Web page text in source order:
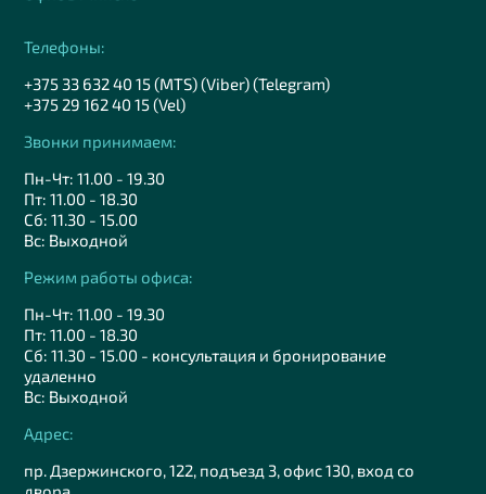
Телефоны:
+375 33 632 40 15 (MTS) (Viber) (Telegram)
+375 29 162 40 15 (Vel)
Звонки принимаем:
Пн-Чт: 11.00 - 19.30
Пт: 11.00 - 18.30
Сб: 11.30 - 15.00
Вс: Выходной
Режим работы офиса:
Пн-Чт: 11.00 - 19.30
Пт: 11.00 - 18.30
Сб: 11.30 - 15.00 - консультация и бронирование
удаленно
Вс: Выходной
Адрес:
пр. Дзержинского, 122, подъезд 3, офис 130, вход со